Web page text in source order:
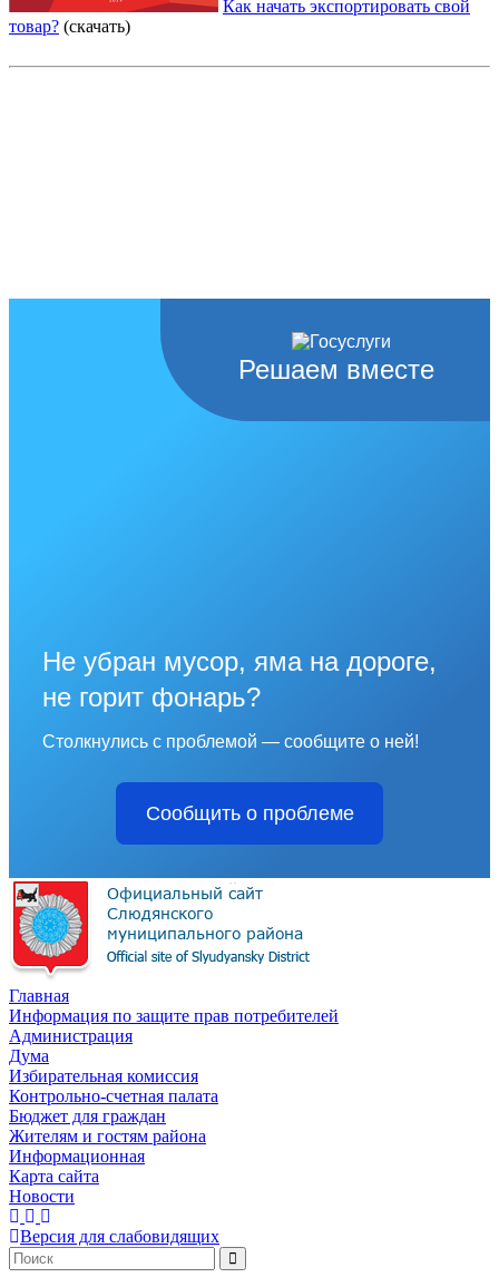
Как начать экспортировать свой
товар? (скачать)
Решаем вместе
Не убран мусор, яма на дороге,
не горит фонарь?
Столкнулись с проблемой — сообщите о ней!
Сообщить о проблеме
Главная
Информация по защите прав потребителей
Администрация
Дума
Избирательная комиссия
Контрольно-счетная палата
Бюджет для граждан
Жителям и гостям района
Информационная
Карта сайта
Новости
Версия для слабовидящих